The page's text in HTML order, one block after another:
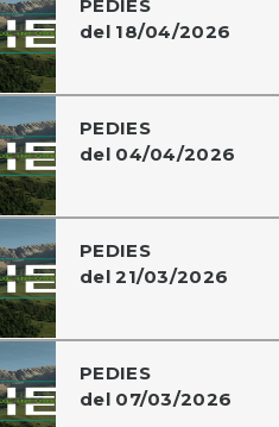
PEDIES
del 18/04/2026
PEDIES
del 04/04/2026
PEDIES
del 21/03/2026
PEDIES
del 07/03/2026